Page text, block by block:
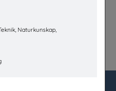
Naturkunskap,